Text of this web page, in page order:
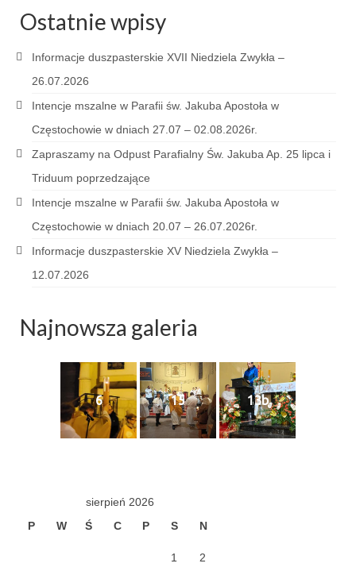
Sakrament bierzmowania
Sakrament małżeństwa
Sakrament kapłaństwa
Sakrament namaszczenia chorych
Galeria
Niedziela Palmowa 29.03.2026
Wielki Czwartek 02.04.2026
Wielka Sobota 04.04.2026
Godzina Miłosierdzia 12.04.2026
Galerie 2025
Pożegnanie Ks. Mateusza 29.06.2025
Galerie 2024
Niedziela Palmowa 24.03.2024
Ostatnie wpisy
Informacje duszpasterskie XVII Niedziela Zwykła –
26.07.2026
Intencje mszalne w Parafii św. Jakuba Apostoła w
Częstochowie w dniach 27.07 – 02.08.2026r.
Zapraszamy na Odpust Parafialny Św. Jakuba Ap. 25 lipca i
Triduum poprzedzające
Intencje mszalne w Parafii św. Jakuba Apostoła w
Częstochowie w dniach 20.07 – 26.07.2026r.
Informacje duszpasterskie XV Niedziela Zwykła –
12.07.2026
Najnowsza galeria
6 15 13b
sierpień 2026
P
W Ś C P S N
1 2